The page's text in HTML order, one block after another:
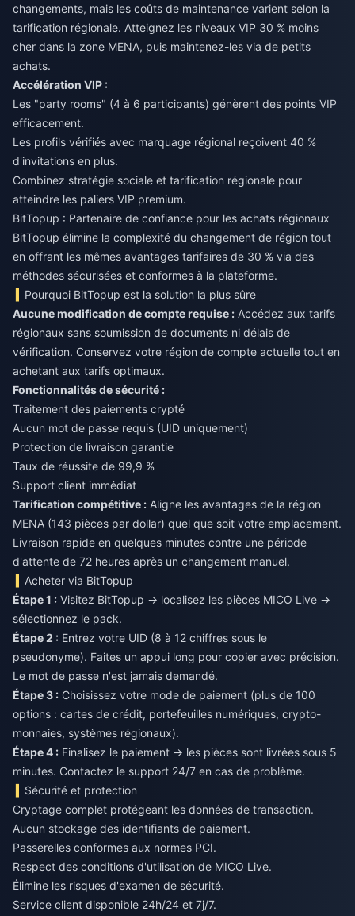
changements, mais les coûts de maintenance varient selon la
tarification régionale. Atteignez les niveaux VIP 30 % moins
cher dans la zone MENA, puis maintenez-les via de petits
achats.
Accélération VIP :
Les "party rooms" (4 à 6 participants) génèrent des points VIP
efficacement.
Les profils vérifiés avec marquage régional reçoivent 40 %
d'invitations en plus.
Combinez stratégie sociale et tarification régionale pour
atteindre les paliers VIP premium.
BitTopup : Partenaire de confiance pour les achats régionaux
BitTopup élimine la complexité du changement de région tout
en offrant les mêmes avantages tarifaires de 30 % via des
méthodes sécurisées et conformes à la plateforme.
Pourquoi BitTopup est la solution la plus sûre
Aucune modification de compte requise : Accédez aux tarifs
régionaux sans soumission de documents ni délais de
vérification. Conservez votre région de compte actuelle tout en
achetant aux tarifs optimaux.
Fonctionnalités de sécurité :
Traitement des paiements crypté
Aucun mot de passe requis (UID uniquement)
Protection de livraison garantie
Taux de réussite de 99,9 %
Support client immédiat
Tarification compétitive : Aligne les avantages de la région
MENA (143 pièces par dollar) quel que soit votre emplacement.
Livraison rapide en quelques minutes contre une période
d'attente de 72 heures après un changement manuel.
Acheter via BitTopup
Étape 1 : Visitez BitTopup → localisez les pièces MICO Live →
sélectionnez le pack.
Étape 2 : Entrez votre UID (8 à 12 chiffres sous le
pseudonyme). Faites un appui long pour copier avec précision.
Le mot de passe n'est jamais demandé.
Étape 3 : Choisissez votre mode de paiement (plus de 100
options : cartes de crédit, portefeuilles numériques, crypto-
monnaies, systèmes régionaux).
Étape 4 : Finalisez le paiement → les pièces sont livrées sous 5
minutes. Contactez le support 24/7 en cas de problème.
Sécurité et protection
Cryptage complet protégeant les données de transaction.
Aucun stockage des identifiants de paiement.
Passerelles conformes aux normes PCI.
Respect des conditions d'utilisation de MICO Live.
Élimine les risques d'examen de sécurité.
Service client disponible 24h/24 et 7j/7.